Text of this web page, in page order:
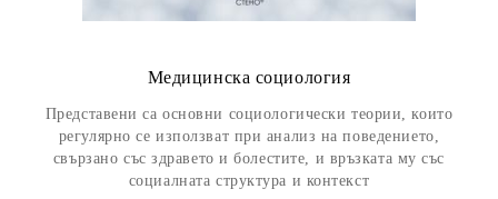
Медицинска социология
Представени са основни социологически теории, които
регулярно се използват при анализ на поведението,
свързано със здравето и болестите, и връзката му със
социалната структура и контекст